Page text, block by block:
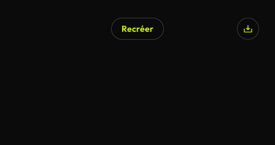
Recréer